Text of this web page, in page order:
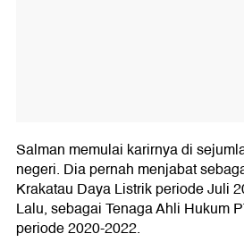
Salman memulai karirnya di
negeri. Dia pernah menjabat
Krakatau Daya Listrik periode Juli
Lalu, sebagai Tenaga Ahli Hukum
periode 2020-2022.